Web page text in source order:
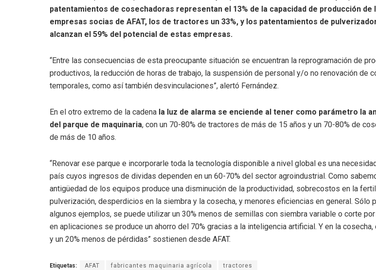
patentamientos de cosechadoras representan el 13% de la capacidad de producción de
empresas socias de AFAT, los de tractores un 33%, y los patentamientos de
alcanzan el 59% del potencial de estas empresas.
“Entre las consecuencias de esta preocupante situación se encuentran la reprogramación de
productivos, la reducción de horas de trabajo, la suspensión de personal y/o no renovación de
temporales, como así también desvinculaciones”, alertó Fernández.
En el otro extremo de la cadena la luz de alarma se enciende al tener como parámetro la
del parque de maquinaria, con un 70-80% de tractores de más de 15 años y un 70-80% de
de más de 10 años.
“Renovar ese parque e incorporarle toda la tecnología disponible a nivel global es una
país cuyos ingresos de dividas dependen en un 60-70% del sector agroindustrial. Como
antigüedad de los equipos produce una disminución de la productividad, sobrecostos en la
pulverización, desperdicios en la siembra y la cosecha, y menores eficiencias en general. Sólo
algunos ejemplos, se puede utilizar un 30% menos de semillas con siembra variable o corte
en aplicaciones se produce un ahorro del 70% gracias a la inteligencia artificial. Y en la cosecha,
y un 20% menos de pérdidas” sostienen desde AFAT.
Etiquetas: AFAT fabricantes maquinaria agrícola tractores